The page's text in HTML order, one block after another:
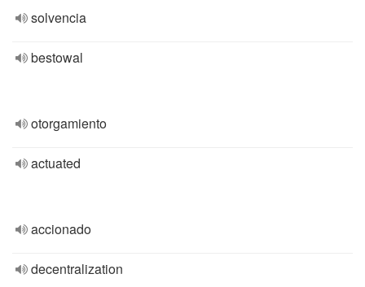
solvencia
bestowal
otorgamiento
actuated
accionado
decentralization